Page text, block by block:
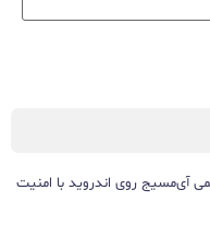
آی‌مسیج روی اندروید با امنیت